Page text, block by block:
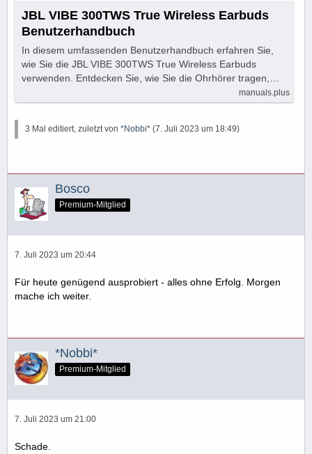
JBL VIBE 300TWS True Wireless Earbuds
Benutzerhandbuch
In diesem umfassenden Benutzerhandbuch erfahren Sie,
wie Sie die JBL VIBE 300TWS True Wireless Earbuds
verwenden. Entdecken Sie, wie Sie die Ohrhörer tragen,…
manuals.plus
3 Mal editiert, zuletzt von *Nobbi* (7. Juli 2023 um 18:49)
Bosco
Premium-Mitglied
7. Juli 2023 um 20:44
Für heute genügend ausprobiert - alles ohne Erfolg. Morgen
mache ich weiter.
*Nobbi*
Premium-Mitglied
7. Juli 2023 um 21:00
Schade.